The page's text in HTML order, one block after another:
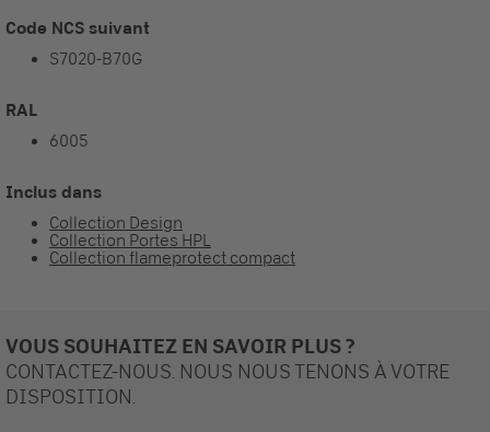
Code NCS suivant
S7020-B70G
RAL
6005
Inclus dans
Collection Design
Collection Portes HPL
Collection flameprotect compact
VOUS SOUHAITEZ EN SAVOIR PLUS ?
CONTACTEZ-NOUS. NOUS NOUS TENONS À VOTRE
DISPOSITION.